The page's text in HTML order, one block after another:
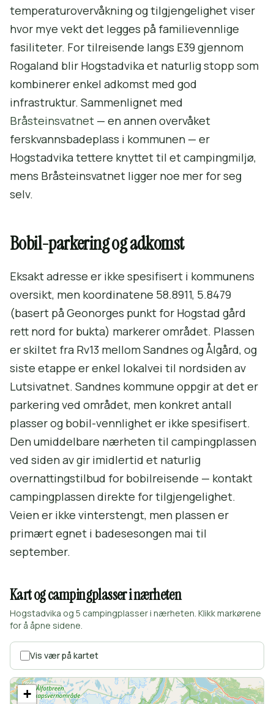
temperaturovervåkning og tilgjengelighet viser
hvor mye vekt det legges på familievennlige
fasiliteter. For tilreisende langs E39 gjennom
Rogaland blir Hogstadvika et naturlig stopp som
kombinerer enkel adkomst med god
infrastruktur. Sammenlignet med
Bråsteinsvatnet — en annen overvåket
ferskvannsbadeplass i kommunen — er
Hogstadvika tettere knyttet til et campingmiljø,
mens Bråsteinsvatnet ligger noe mer for seg
selv.
Bobil-parkering og adkomst
Eksakt adresse er ikke spesifisert i kommunens
oversikt, men koordinatene 58.8911, 5.8479
(basert på Geonorges punkt for Hogstad gård
rett nord for bukta) markerer området. Plassen
er skiltet fra Rv13 mellom Sandnes og Ålgård, og
siste etappe er enkel lokalvei til nordsiden av
Lutsivatnet. Sandnes kommune oppgir at det er
parkering ved området, men konkret antall
plasser og bobil-vennlighet er ikke spesifisert.
Den umiddelbare nærheten til campingplassen
ved siden av gir imidlertid et naturlig
overnattingstilbud for bobilreisende — kontakt
campingplassen direkte for tilgjengelighet.
Veien er ikke vinterstengt, men plassen er
primært egnet i badesesongen mai til
september.
Kart og campingplasser i nærheten
Hogstadvika og 5 campingplasser i nærheten. Klikk markørene
for å åpne sidene.
Vis vær på kartet
+